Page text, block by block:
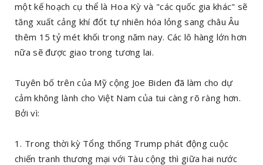
một kế hoạch cụ thể là Hoa Kỳ và "các quốc gia khác" sẽ
tăng xuất cảng khí đốt tự nhiên hóa lỏng sang châu Âu
thêm 15 tỷ mét khối trong năm nay. Các lô hàng lớn hơn
nữa sẽ được giao trong tương lai.
Tuyên bố trên của Mỹ cộng Joe Biden đã làm cho dự
cảm không lành cho Việt Nam của tui càng rõ ràng hơn.
Bởi vì:
1. Trong thời kỳ Tổng thống Trump phát động cuộc
chiến tranh thương mại với Tàu cộng thì giữa hai nước